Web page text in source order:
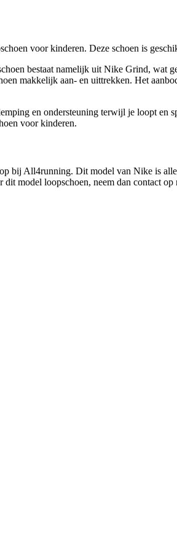
voor kinderen. Deze schoen is
bestaat namelijk uit Nike Grind, wat
makkelijk aan- en uittrekken. Het
en ondersteuning terwijl je loopt
voor kinderen.
bij All4running. Dit model van Nike is
model loopschoen, neem dan contact